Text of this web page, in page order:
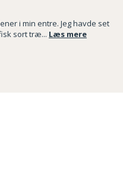
i min entre. Jeg havde set
sort træ... Læs mere